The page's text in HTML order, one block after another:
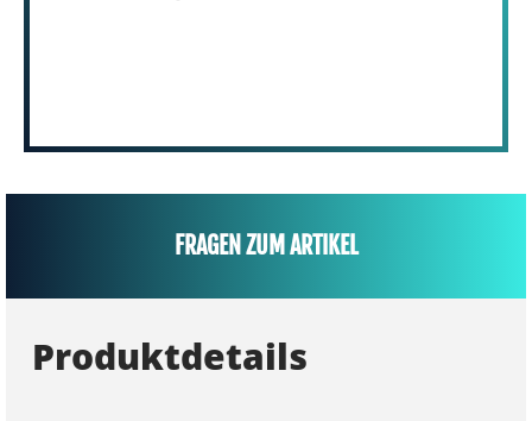
FRAGEN ZUM ARTIKEL
Produktdetails